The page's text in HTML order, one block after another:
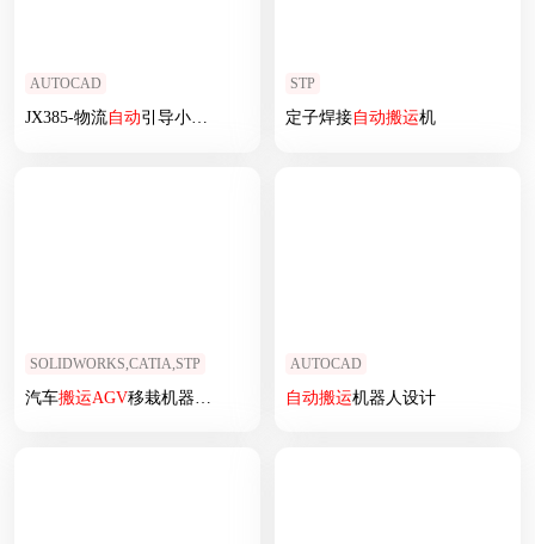
AUTOCAD
JX385-物流自动引导小车（ 结构设计
STP
定子焊接自动搬运机
SOLIDWORKS,CATIA,STP
汽车搬运AGV移栽机器人3d图纸 agv移栽机 停车场搬运机器人3d模型
AUTOCAD
自动搬运机器人设计